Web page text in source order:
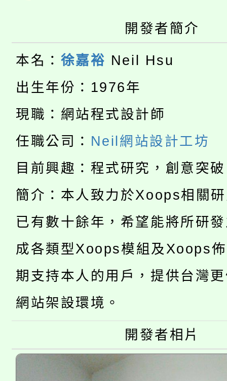
半價優惠，詳情可洽有
者。
份教師增能研習
大溪自造教育及科技中
份教師研習
淨零綠生活教案入校路
會
115年食農教育專業人
程
「本色祭」8/29、30在
場熱烈登場!
8/21下午1時於龍潭區
徵才活動。
YOUNG桃局內行報名
局官網。
8月14至27日，桃園電
開!
115年桃園市運動會8/
田徑場及游泳池舉行。
桃園市低收入戶享有免
視費優惠，中低收入戶
半價優惠，詳情可洽有
者。
大園自造教育及科技中
份教師增能研習
大溪自造教育及科技中
份教師研習
淨零綠生活教案入校路
會115年食農教育專業人
開發者簡介
本名： 徐嘉裕 Neil Hsu
出生年份：1976年
現職：網站程式設計師
任職公司： Neil網站設計工坊
目前興趣：程式研究，創意突
簡介：本人致力於Xoops相關
已有數十餘年，希望能將所研
成各類型Xoops模組及Xoops
期支持本人的用戶，提供台灣
網站架設環境。
開發者相片